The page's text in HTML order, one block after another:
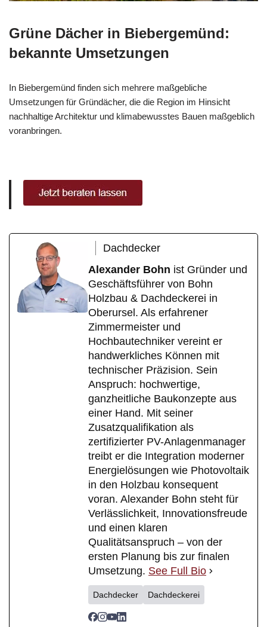
Grüne Dächer in Biebergemünd:
bekannte Umsetzungen
In Biebergemünd finden sich mehrere maßgebliche
Umsetzungen für Gründächer, die die Region im Hinsicht
nachhaltige Architektur und klimabewusstes Bauen maßgeblich
voranbringen.
Dachdecker
Alexander Bohn ist Gründer und
Geschäftsführer von Bohn
Holzbau & Dachdeckerei in
Oberursel. Als erfahrener
Zimmermeister und
Hochbautechniker vereint er
handwerkliches Können mit
technischer Präzision. Sein
Anspruch: hochwertige,
ganzheitliche Baukonzepte aus
einer Hand. Mit seiner
Zusatzqualifikation als
zertifizierter PV-Anlagenmanager
treibt er die Integration moderner
Energielösungen wie Photovoltaik
in den Holzbau konsequent
voran. Alexander Bohn steht für
Verlässlichkeit, Innovationsfreude
und einen klaren
Qualitätsanspruch – von der
ersten Planung bis zur finalen
Umsetzung. See Full Bio
Dachdecker Dachdeckerei